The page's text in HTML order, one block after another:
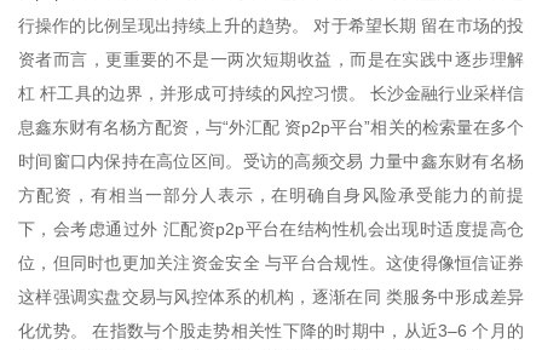
行操作的比例呈现出持续上升的趋势。 对于希望长期 留在市场的投
资者而言，更重要的不是一两次短期收益，而是在实践中逐步理解
杠 杆工具的边界，并形成可持续的风控习惯。 长沙金融行业采样信
息鑫东财有名杨方配资，与“外汇配 资p2p平台”相关的检索量在多个
时间窗口内保持在高位区间。受访的高频交易 力量中鑫东财有名杨
方配资，有相当一部分人表示，在明确自身风险承受能力的前提
下，会考虑通过外 汇配资p2p平台在结构性机会出现时适度提高仓
位，但同时也更加关注资金安全 与平台合规性。这使得像恒信证券
这样强调实盘交易与风控体系的机构，逐渐在同 类服务中形成差异
化优势。 在指数与个股走势相关性下降的时期中，从近3–6 个月的